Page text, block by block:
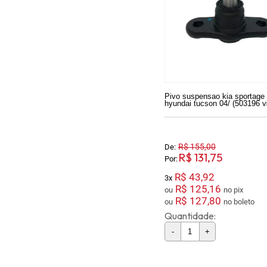
Pivo suspensao kia sportage
hyundai tucson 04/ (503196
De: R$ 155,00
Por: R$ 131,75
3x R$ 43,92
ou R$ 125,16
no pix
ou R$ 127,80 no boleto
Quantidade:
- +